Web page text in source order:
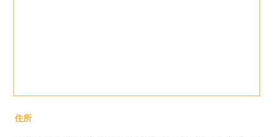
住所